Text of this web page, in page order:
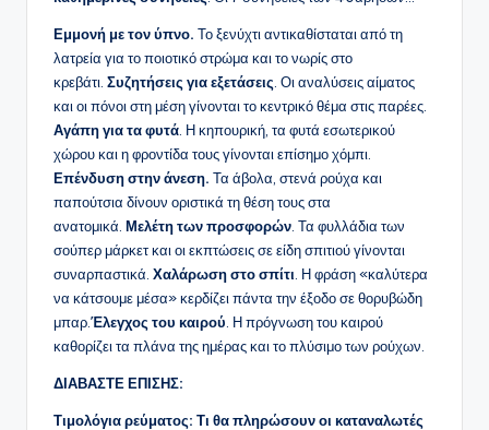
Εμμονή με τον ύπνο. Το ξενύχτι αντικαθίσταται από τη
λατρεία για το ποιοτικό στρώμα και το νωρίς στο
κρεβάτι. Συζητήσεις για εξετάσεις . Οι αναλύσεις αίματος
και οι πόνοι στη μέση γίνονται το κεντρικό θέμα στις παρέες.
Αγάπη για τα φυτά . Η κηπουρική, τα φυτά εσωτερικού
χώρου και η φροντίδα τους γίνονται επίσημο χόμπι.
Επένδυση στην άνεση. Τα άβολα, στενά ρούχα και
παπούτσια δίνουν οριστικά τη θέση τους στα
ανατομικά. Μελέτη των προσφορών . Τα φυλλάδια των
σούπερ μάρκετ και οι εκπτώσεις σε είδη σπιτιού γίνονται
συναρπαστικά. Χαλάρωση στο σπίτι . Η φράση «καλύτερα
να κάτσουμε μέσα» κερδίζει πάντα την έξοδο σε θορυβώδη
μπαρ.Έλεγχος του καιρού . Η πρόγνωση του καιρού
καθορίζει τα πλάνα της ημέρας και το πλύσιμο των ρούχων.
ΔΙΑΒΑΣΤΕ ΕΠΙΣΗΣ:
Τιμολόγια ρεύματος: Τι θα πληρώσουν οι καταναλωτές